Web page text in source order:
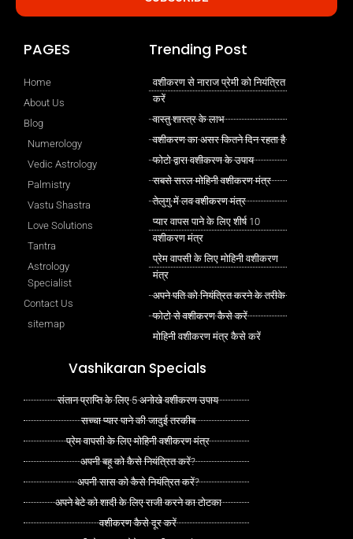
PAGES
Home
About Us
Blog
Numerology
Vedic Astrology
Palmistry
Vastu Shastra
Love Solutions
Tantra
Astrology
Specialist
Contact Us
sitemap
Trending Post
वशीकरण से नाराज प्रेमी को नियंत्रित
करें
वास्तु शास्त्र के लाभ
वशीकरण का असर कितने दिन रहता है
फोटो द्वारा वशीकरण के उपाय
सबसे सरल मोहिनी वशीकरण मंत्र
तेलुगु में लव वशीकरण मंत्र
प्यार वापस पाने के लिए शीर्ष 10
वशीकरण मंत्र
प्रेम वापसी के लिए मोहिनी वशीकरण
मंत्र
अपने पति को नियंत्रित करने के तरीके
फोटो से वशीकरण कैसे करें
मोहिनी वशीकरण मंत्र कैसे करें
Vashikaran Specials
संतान प्राप्ति के लिए 5 अनोखे वशीकरण उपाय
सच्चा प्यार पाने की जादुई तरकीब
प्रेम वापसी के लिए मोहिनी वशीकरण मंत्र
अपनी बहू को कैसे नियंत्रित करें?
अपनी सास को कैसे नियंत्रित करें?
अपने बेटे को शादी के लिए राजी करने का टोटका
वशीकरण कैसे दूर करें